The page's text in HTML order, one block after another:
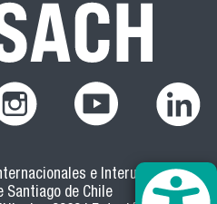
e Interuniversitarias
Santiago de Chile